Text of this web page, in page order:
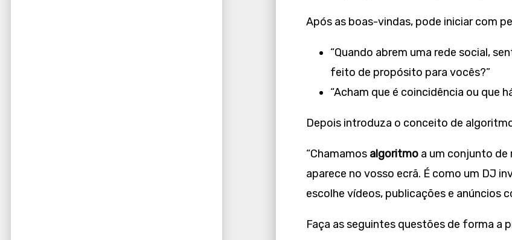
Após as boas-vindas, pode iniciar com
“Quando abrem uma rede social,
feito de propósito para vocês?”
“Acham que é coincidência ou que
Depois introduza o conceito de
“Chamamos algoritmo a um conjunto de
aparece no vosso ecrã. É como um DJ
escolhe vídeos, publicações e anúncios
Faça as seguintes questões de forma a